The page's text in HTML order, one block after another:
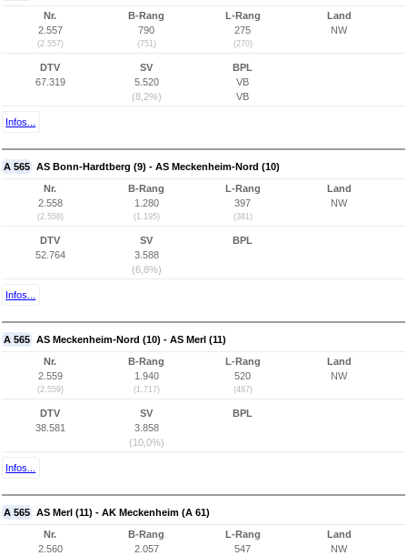
Nr.
2.557
(2.557)
B-Rang
790
(751)
L-Rang
275
(270)
Land
NW
DTV
67.319
SV
5.520
(8,2%)
BPL
VB
VB
Infos...
A 565 AS Bonn-Hardtberg (9) - AS Meckenheim-Nord (10)
Nr.
2.558
(2.558)
B-Rang
1.280
(1.195)
L-Rang
397
(381)
Land
NW
DTV
52.764
SV
3.588
(6,8%)
BPL
Infos...
A 565 AS Meckenheim-Nord (10) - AS Merl (11)
Nr.
2.559
(2.559)
B-Rang
1.940
(1.717)
L-Rang
520
(487)
Land
NW
DTV
38.581
SV
3.858
(10,0%)
BPL
Infos...
A 565 AS Merl (11) - AK Meckenheim (A 61)
Nr.
2.560
B-Rang
2.057
L-Rang
547
Land
NW